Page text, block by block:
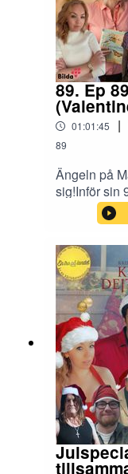
89. Ep
01:01:45 |
89
Ängeln på
sig!Inför sin
Elise för att
kille!